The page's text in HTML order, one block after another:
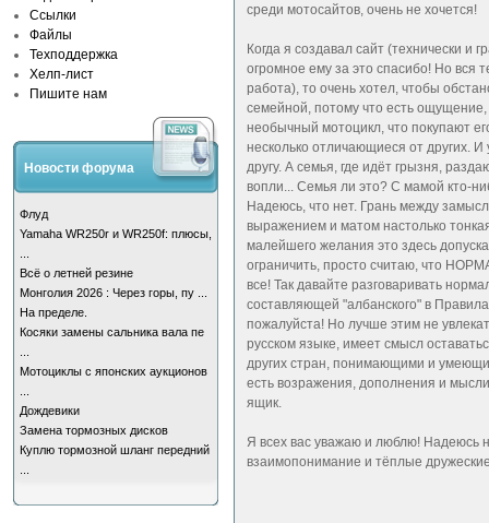
Ссылки
Файлы
Техподдержка
Хелп-лист
Пишите нам
Новости форума
Флуд
Yamaha WR250r и WR250f: плюсы,
Всё о летней резине
Монголия 2026 : Через горы, пу ...
На пределе.
Косяки замены сальника вала пе
Мотоциклы с японских аукционов
Дождевики
Замена тормозных дисков
Куплю тормозной шланг передний
среди мотосайтов, очень не хочется!
Когда я создавал сайт (технически и
огромное ему за это спасибо! Но вся
работа), то очень хотел, чтобы
семейной, потому что есть
необычный мотоцикл, что покупают
несколько отличающиеся от других.
другу. А семья, где идёт грызня,
вопли... Семья ли это? С мамой кто-
Надеюсь, что нет. Грань между
выражением и матом настолько
малейшего желания это здесь
ограничить, просто считаю, что
все! Так давайте разговаривать
составляющей "албанского" в
пожалуйста! Но лучше этим не
русском языке, имеет смысл
других стран, понимающими и
есть возражения, дополнения и
ящик.
Я всех вас уважаю и люблю! Надеюсь
взаимопонимание и тёплые